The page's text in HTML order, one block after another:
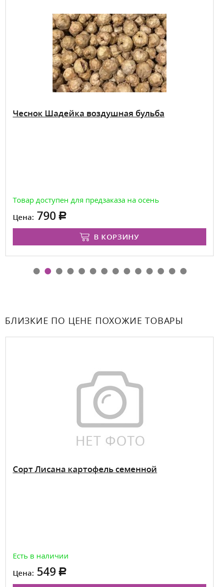
Чеснок Шадейка воздушная бульба
Товар доступен для предзаказа на осень
Цена: 790
В КОРЗИНУ
БЛИЗКИЕ ПО ЦЕНЕ ПОХОЖИЕ ТОВАРЫ
Сорт Лисана картофель семенной
Есть в наличии
Цена: 549